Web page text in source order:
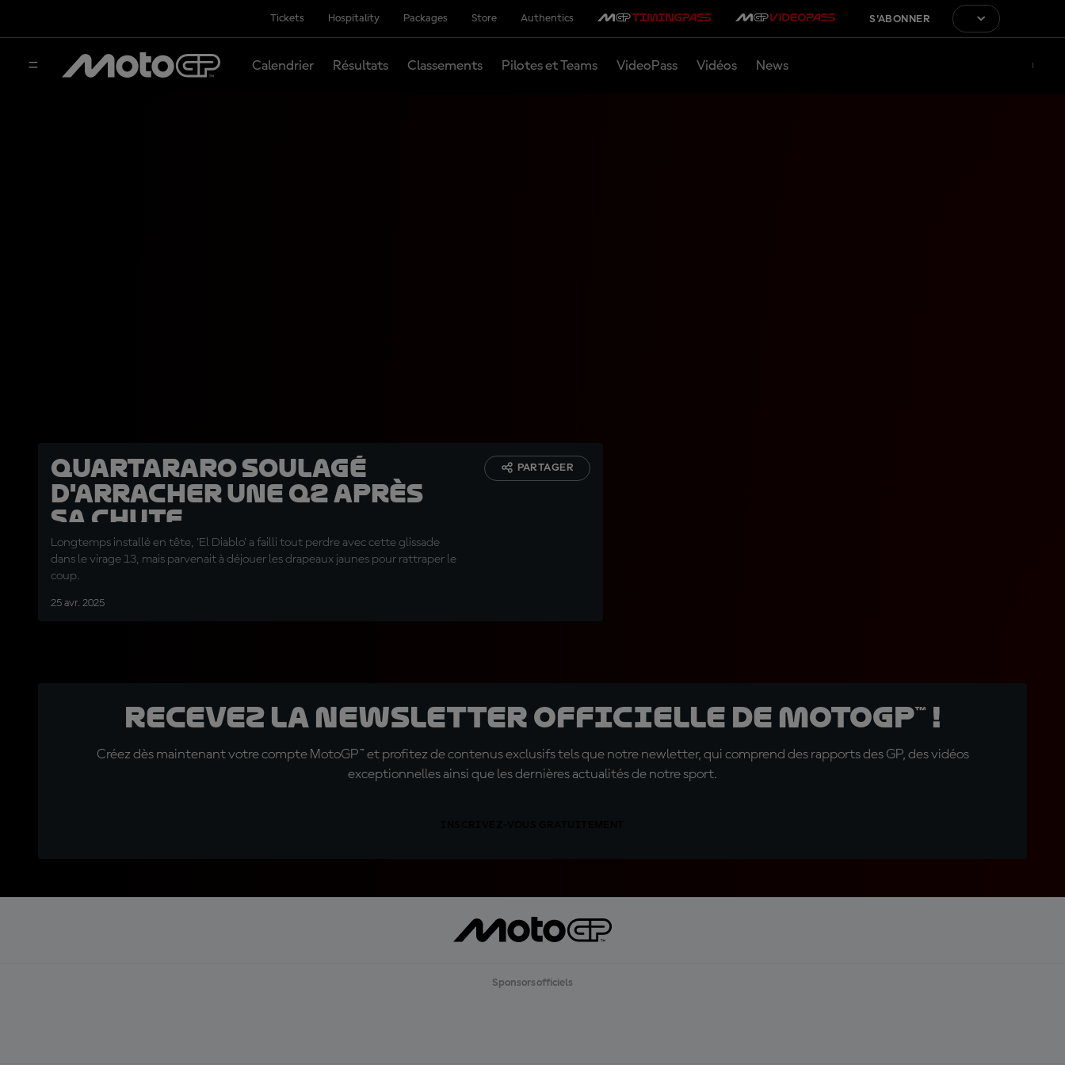
Tickets Hospitality Packages Store Authentics S'ABONNER
Calendrier Résultats Classements Pilotes et Teams VideoPass Vidéos News
Quartararo soulagé
d'arracher une Q2 après
sa chute...
Longtemps installé en tête, 'El Diablo' a failli tout perdre avec cette glissade
dans le virage 13, mais parvenait à déjouer les drapeaux jaunes pour rattraper le
coup.
25 avr. 2025
PARTAGER
Recevez la Newsletter officielle de MotoGP™ !
Créez dès maintenant votre compte MotoGP™ et profitez de contenus exclusifs tels que notre newletter, qui comprend des rapports des GP, des vidéos
exceptionnelles ainsi que les dernières actualités de notre sport.
Sponsors officiels